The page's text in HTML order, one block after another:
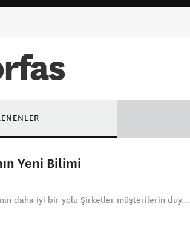
Yeni Bilimi
daha iyi bir yolu Şirketler müşterilerin duy...